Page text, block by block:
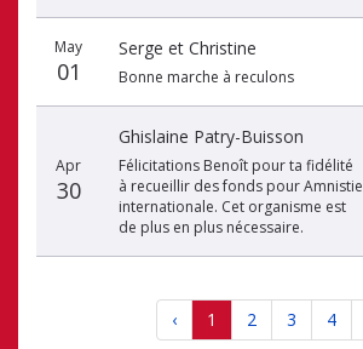
May
01
Serge et Christine
Bonne marche à reculons
Apr
30
Ghislaine Patry-Buisson
Félicitations Benoît pour ta fidélité
à recueillir des fonds pour Amnistie
internationale. Cet organisme est
de plus en plus nécessaire.
‹ 1 2 3 4